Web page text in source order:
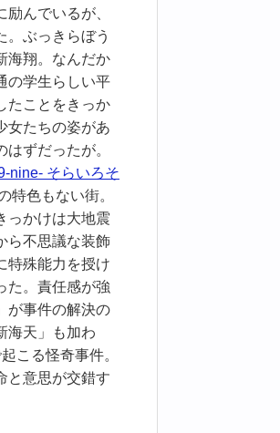
んでいるが、
。ぶっきらぼう
海翔。なんだか
の学生らしい平
たことをきっか
女たちの姿があ
ずだったが。
nine- そらいろそ
特色もない街。
っかけは大地震
ら不思議な装飾
特殊能力を授け
た。責任感が強
が事件の解決の
海天」も加わ
こる怪奇事件。
と意思が交錯す